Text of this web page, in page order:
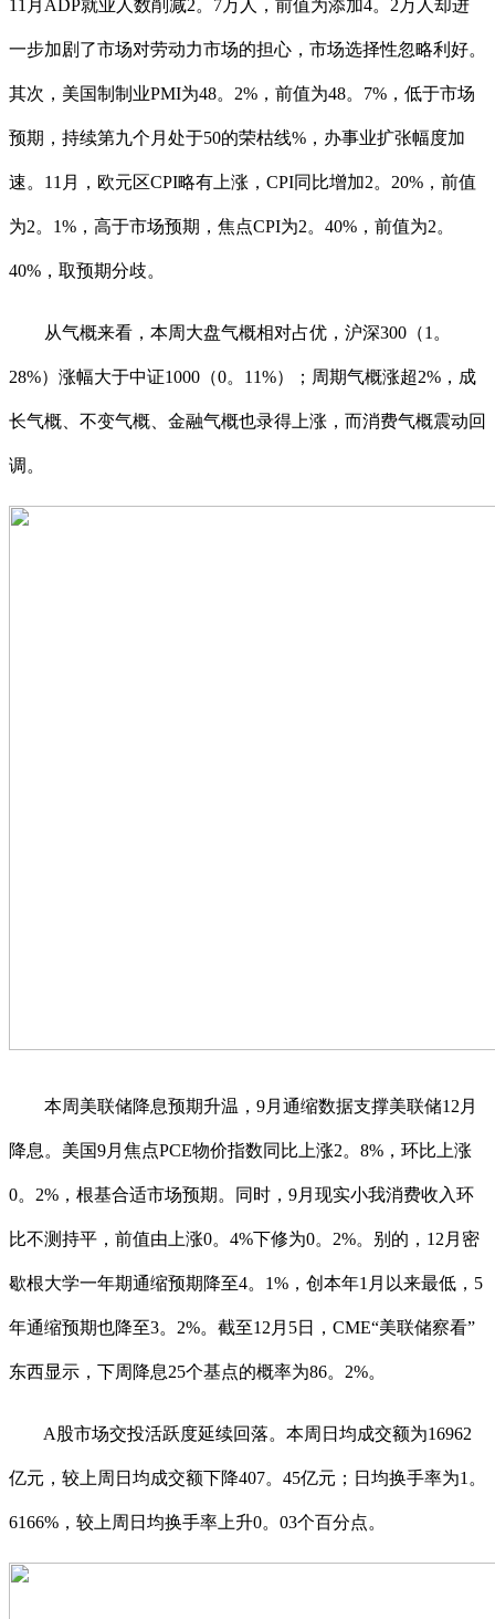
11月ADP就业人数削减2。7万人，前值为添加4。2万人却进
一步加剧了市场对劳动力市场的担心，市场选择性忽略利好。
其次，美国制制业PMI为48。2%，前值为48。7%，低于市场
预期，持续第九个月处于50的荣枯线%，办事业扩张幅度加
速。11月，欧元区CPI略有上涨，CPI同比增加2。20%，前值
为2。1%，高于市场预期，焦点CPI为2。40%，前值为2。
40%，取预期分歧。
从气概来看，本周大盘气概相对占优，沪深300（1。
28%）涨幅大于中证1000（0。11%）；周期气概涨超2%，成
长气概、不变气概、金融气概也录得上涨，而消费气概震动回
调。
本周美联储降息预期升温，9月通缩数据支撑美联储12月
降息。美国9月焦点PCE物价指数同比上涨2。8%，环比上涨
0。2%，根基合适市场预期。同时，9月现实小我消费收入环
比不测持平，前值由上涨0。4%下修为0。2%。别的，12月密
歇根大学一年期通缩预期降至4。1%，创本年1月以来最低，5
年通缩预期也降至3。2%。截至12月5日，CME“美联储察看”
东西显示，下周降息25个基点的概率为86。2%。
A股市场交投活跃度延续回落。本周日均成交额为16962
亿元，较上周日均成交额下降407。45亿元；日均换手率为1。
6166%，较上周日均换手率上升0。03个百分点。